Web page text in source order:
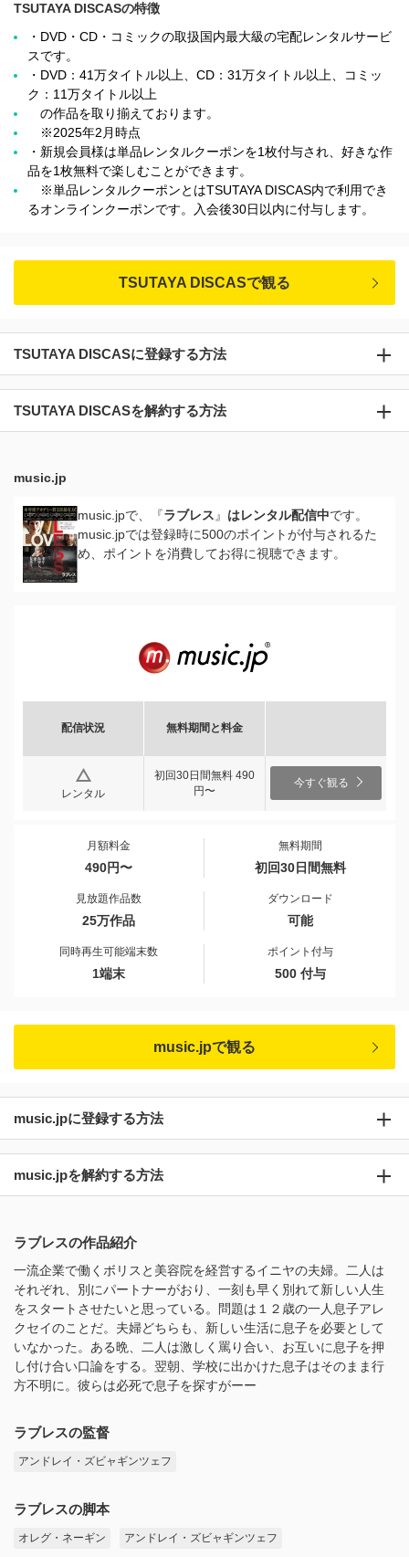
TSUTAYA DISCASの特徴
・DVD・CD・コミックの取扱国内最大級の宅配レンタルサービ
スです。
・DVD：41万タイトル以上、CD：31万タイトル以上、コミッ
ク：11万タイトル以上
の作品を取り揃えております。
※2025年2月時点
・新規会員様は単品レンタルクーポンを1枚付与され、好きな作
品を1枚無料で楽しむことができます。
※単品レンタルクーポンとはTSUTAYA DISCAS内で利用でき
るオンラインクーポンです。入会後30日以内に付与します。
TSUTAYA DISCASで観る
TSUTAYA DISCASに登録する方法
TSUTAYA DISCASを解約する方法
music.jp
music.jpで、『ラブレス 』 はレンタル配信中です。
music.jpでは登録時に500のポイントが付与されるた
め、ポイントを消費してお得に視聴できます。
配信状況 無料期間と料金
レンタル
初回30日間無料 490
円〜
今すぐ観る
月額料金
490円〜
無料期間
初回30日間無料
見放題作品数
25万作品
ダウンロード
可能
同時再生可能端末数
1端末
ポイント付与
500 付与
music.jpで観る
music.jpに登録する方法
music.jpを解約する方法
ラブレスの作品紹介
一流企業で働くボリスと美容院を経営するイニヤの夫婦。二人は
それぞれ、別にパートナーがおり、一刻も早く別れて新しい人生
をスタートさせたいと思っている。問題は１２歳の一人息子アレ
クセイのことだ。夫婦どちらも、新しい生活に息子を必要として
いなかった。ある晩、二人は激しく罵り合い、お互いに息子を押
し付け合い口論をする。翌朝、学校に出かけた息子はそのまま行
方不明に。彼らは必死で息子を探すがーー
ラブレスの監督
アンドレイ・ズビャギンツェフ
ラブレスの脚本
オレグ・ネーギン アンドレイ・ズビャギンツェフ